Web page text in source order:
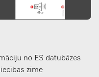
no ES datubāzes
zīme